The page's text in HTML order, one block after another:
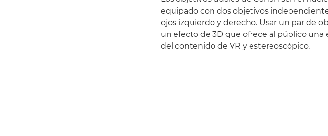
equipado con dos objetivos
ojos izquierdo y derecho. Usar un par de
un efecto de 3D que ofrece al público una
del contenido de VR y estereoscópico.